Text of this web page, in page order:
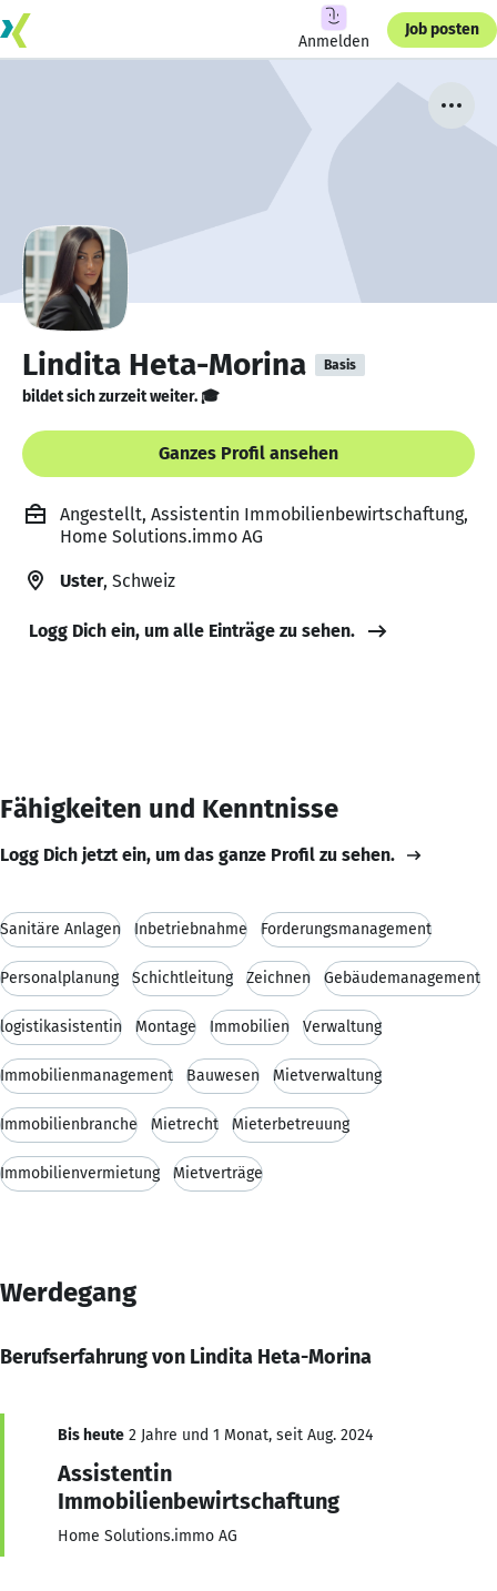
Anmelden
Job posten
Lindita Heta-Morina Basis
bildet sich zurzeit weiter. 🎓
Ganzes Profil ansehen
Angestellt, Assistentin Immobilienbewirtschaftung,
Home Solutions.immo AG
Uster, Schweiz
Logg Dich ein, um alle Einträge zu sehen.
Fähigkeiten und Kenntnisse
Logg Dich jetzt ein, um das ganze Profil zu sehen.
Sanitäre Anlagen Inbetriebnahme Forderungsmanagement
Personalplanung Schichtleitung Zeichnen Gebäudemanagement
logistikasistentin Montage Immobilien Verwaltung
Immobilienmanagement Bauwesen Mietverwaltung
Immobilienbranche Mietrecht Mieterbetreuung
Immobilienvermietung Mietverträge
Werdegang
Berufserfahrung von Lindita Heta-Morina
Bis heute 2 Jahre und 1 Monat, seit Aug. 2024
Assistentin
Immobilienbewirtschaftung
Home Solutions.immo AG